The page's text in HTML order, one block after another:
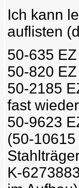
Ich kann
auflisten
50-635
50-820
50-2185
fast
50-9623
(50-
K-